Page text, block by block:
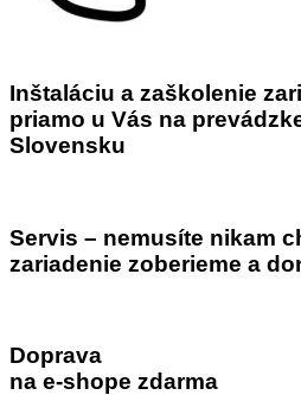
Inštaláciu a zaškolenie
priamo u Vás na
Slovensku
Servis – nemusíte nikam
zariadenie zoberieme a
Doprava
na e-shope zdarma